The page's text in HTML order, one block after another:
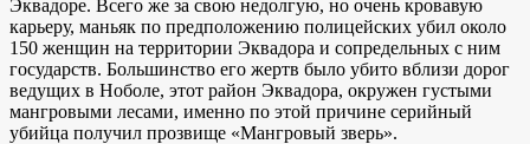
Эквадоре. Всего же за свою недолгую, но очень кровавую
карьеру, маньяк по предположению полицейских убил около
150 женщин на территории Эквадора и сопредельных с ним
государств. Большинство его жертв было убито вблизи дорог
ведущих в Ноболе, этот район Эквадора, окружен густыми
мангровыми лесами, именно по этой причине серийный
убийца получил прозвище «Мангровый зверь».